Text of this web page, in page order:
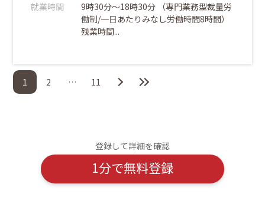
就業時間
9時30分～18時30分 （専門業務型裁量労
働制/一日あたりみなし労働時間8時間）
残業時間...
1 2 … 11
登録して詳細を確認
1分で無料登録